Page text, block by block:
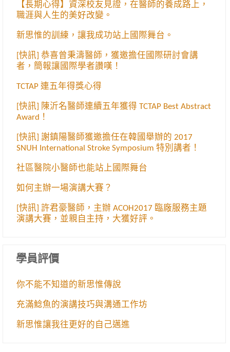
【長期心得】資深校友見證，在醫師的養成路上，
職涯與人生的美好改變。
新思惟的訓練，讓我成功站上國際舞台。
[快訊] 恭喜曾秉濤醫師，獲邀擔任國際研討會講
者，簡報讓國際學者讚嘆！
TCTAP 連五年得獎心得
[快訊] 陳沂名醫師連續五年獲得 TCTAP Best Abstract
Award！
[快訊] 謝鎮陽醫師獲邀擔任在韓國舉辦的 2017
SNUH International Stroke Symposium 特別講者！
社區醫院小醫師也能站上國際舞台
如何主辦一場演講大賽？
[快訊] 許君豪醫師，主辦 ACOH2017 臨廠服務主題
演講大賽，並親自主持，大獲好評。
學員評價
你不能不知道的新思惟傳說
充滿鯰魚的演講技巧與溝通工作坊
新思惟讓我往更好的自己邁進